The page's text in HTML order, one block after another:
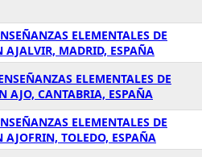
ELEMENTALES DE
AJALVIR, MADRID, ESPAÑA
ELEMENTALES DE
AJO, CANTABRIA, ESPAÑA
ELEMENTALES DE
TOLEDO, ESPAÑA